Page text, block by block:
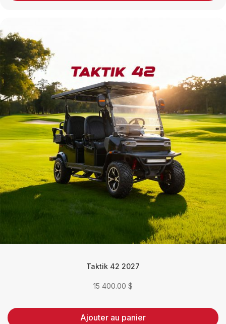
Taktik 42 2027
15 400.00 $
Ajouter au panier